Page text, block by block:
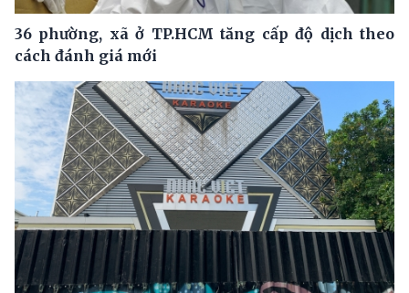
36 phường, xã ở TP.HCM tăng cấp độ dịch theo
cách đánh giá mới